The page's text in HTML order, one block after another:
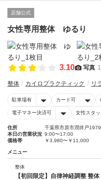
店舗公式
女性専用整体 ゆるり
3.10 写真
整体 カイロプラクティック リ
駐車場有 カード可
電子マネー決済可 女性スタッ
住所
千葉県市原市潤井戸
本日の営業状況 9:00〜17:00
価格帯
￥3,980〜￥11,000
メニュー
整体
【初回限定】自律神経調整 整体